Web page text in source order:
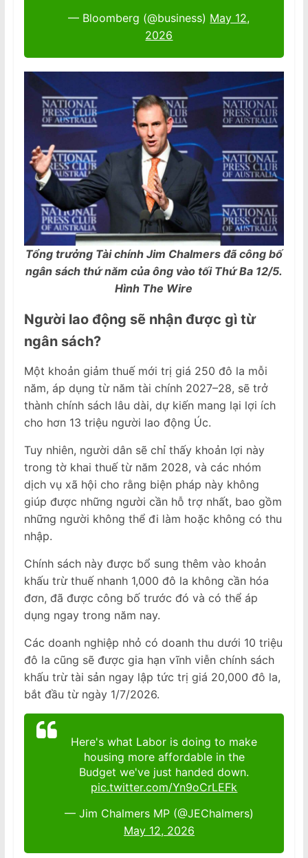
— Bloomberg (@business) May 12,
2026
Tổng trưởng Tài chính Jim Chalmers đã công bố
ngân sách thứ năm của ông vào tối Thứ Ba 12/5.
Hình The Wire
Người lao động sẽ nhận được gì từ
ngân sách?
Một khoản giảm thuế mới trị giá 250 đô la mỗi
năm, áp dụng từ năm tài chính 2027–28, sẽ trở
thành chính sách lâu dài, dự kiến mang lại lợi ích
cho hơn 13 triệu người lao động Úc.
Tuy nhiên, người dân sẽ chỉ thấy khoản lợi này
trong tờ khai thuế từ năm 2028, và các nhóm
dịch vụ xã hội cho rằng biện pháp này không
giúp được những người cần hỗ trợ nhất, bao gồm
những người không thể đi làm hoặc không có thu
nhập.
Chính sách này được bổ sung thêm vào khoản
khấu trừ thuế nhanh 1,000 đô la không cần hóa
đơn, đã được công bố trước đó và có thể áp
dụng ngay trong năm nay.
Các doanh nghiệp nhỏ có doanh thu dưới 10 triệu
đô la cũng sẽ được gia hạn vĩnh viễn chính sách
khấu trừ tài sản ngay lập tức trị giá 20,000 đô la,
bắt đầu từ ngày 1/7/2026.
Here's what Labor is doing to make
housing more affordable in the
Budget we've just handed down.
pic.twitter.com/Yn9oCrLEFk
— Jim Chalmers MP (@JEChalmers)
May 12, 2026